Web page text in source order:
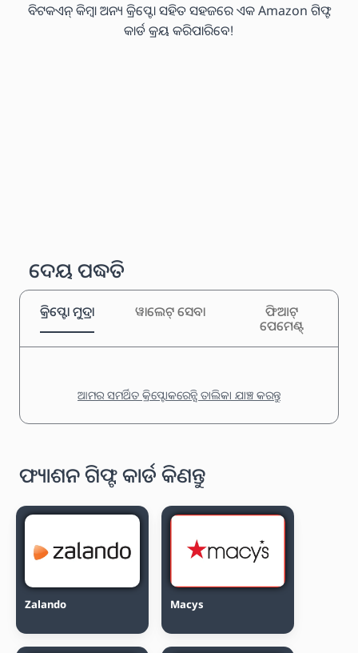
ବିଟକଏନ୍ କିମ୍ବା ଅନ୍ୟ କ୍ରିପ୍ଟୋ ସହିତ ସହଜରେ ଏକ Amazon ଗିଫ୍ଟ
କାର୍ଡ କ୍ରୟ କରିପାରିବେ!
ଦେୟ ପଦ୍ଧତି
କ୍ରିପ୍ଟୋ ମୁଦ୍ରା ୱାଲେଟ୍ ସେବା
ଫିଆଟ୍
ପେମେଣ୍ଟ୍
ଆମର ସମର୍ଥିତ କ୍ରିପ୍ଟୋକରେନ୍ସି ତାଲିକା ଯାଞ୍ଚ କରନ୍ତୁ
ଫ୍ୟାଶନ ଗିଫ୍ଟ କାର୍ଡ କିଣନ୍ତୁ
Zalando Macys